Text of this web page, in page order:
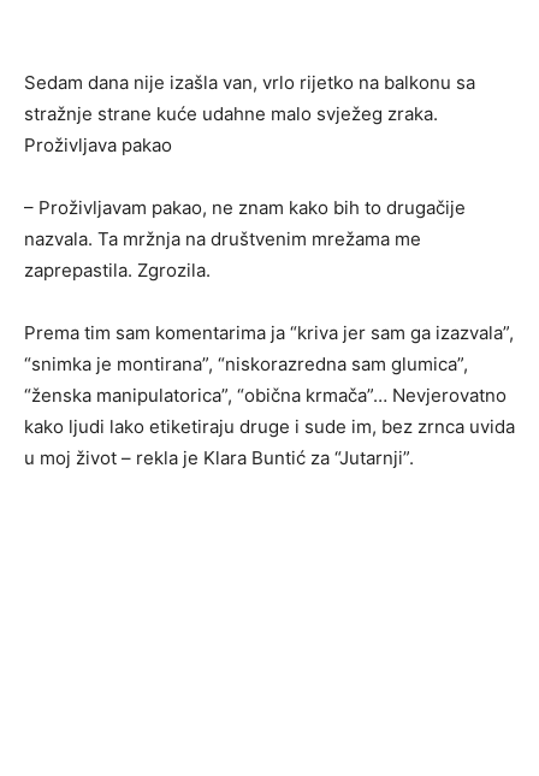
Sedam dana nije izašla van, vrlo rijetko na balkonu sa
stražnje strane kuće udahne malo svježeg zraka.
Proživljava pakao
– Proživljavam pakao, ne znam kako bih to drugačije
nazvala. Ta mržnja na društvenim mrežama me
zaprepastila. Zgrozila.
Prema tim sam komentarima ja “kriva jer sam ga izazvala”,
“snimka je montirana”, “niskorazredna sam glumica”,
“ženska manipulatorica”, “obična krmača”… Nevjerovatno
kako ljudi lako etiketiraju druge i sude im, bez zrnca uvida
u moj život – rekla je Klara Buntić za “Jutarnji”.